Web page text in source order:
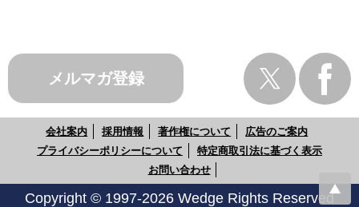
メルマガ登録
会社案内 採用情報 著作権について
広告のご案内
プライバシーポリシーについて
特定商取引法に基づく表示
お問い合わせ
Copyright © 1997-2026 Wedge Rights Reserved